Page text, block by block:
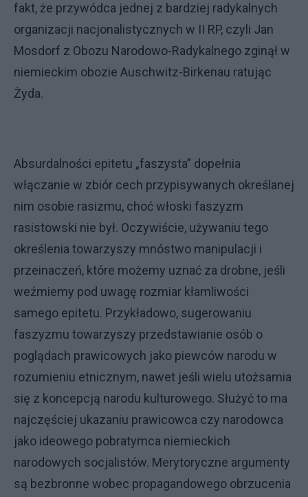
fakt, że przywódca jednej z bardziej radykalnych
organizacji nacjonalistycznych w II RP, czyli Jan
Mosdorf z Obozu Narodowo-Radykalnego zginął w
niemieckim obozie Auschwitz-Birkenau ratując
Żyda.
Absurdalności epitetu „faszysta” dopełnia
włączanie w zbiór cech przypisywanych określanej
nim osobie rasizmu, choć włoski faszyzm
rasistowski nie był. Oczywiście, używaniu tego
określenia towarzyszy mnóstwo manipulacji i
przeinaczeń, które możemy uznać za drobne, jeśli
weźmiemy pod uwagę rozmiar kłamliwości
samego epitetu. Przykładowo, sugerowaniu
faszyzmu towarzyszy przedstawianie osób o
poglądach prawicowych jako piewców narodu w
rozumieniu etnicznym, nawet jeśli wielu utożsamia
się z koncepcją narodu kulturowego. Służyć to ma
najczęściej ukazaniu prawicowca czy narodowca
jako ideowego pobratymca niemieckich
narodowych socjalistów. Merytoryczne argumenty
są bezbronne wobec propagandowego obrzucenia